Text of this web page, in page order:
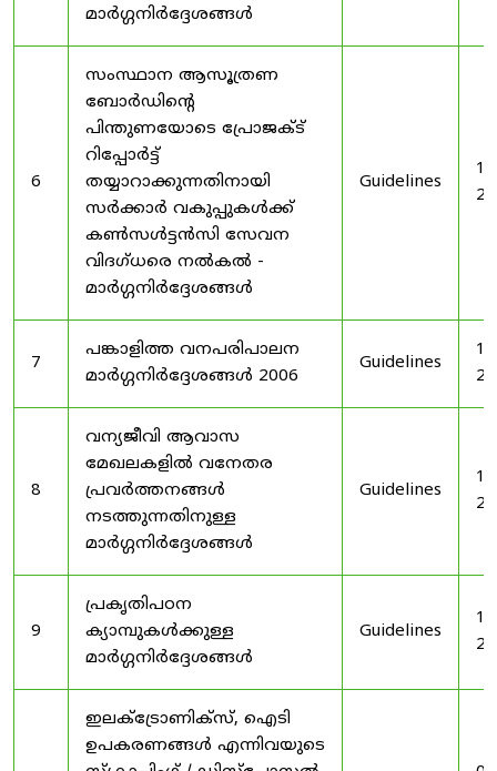
മാർഗ്ഗനിർദ്ദേശങ്ങൾ
6
സംസ്ഥാന ആസൂത്രണ
ബോർഡിൻ്റെ
പിന്തുണയോടെ പ്രോജക്ട്
റിപ്പോർട്ട്
തയ്യാറാക്കുന്നതിനായി
സർക്കാർ വകുപ്പുകൾക്ക്
കൺസൾട്ടൻസി സേവന
വിദഗ്ധരെ നൽകൽ -
മാർഗ്ഗനിർദ്ദേശങ്ങൾ
Guidelines
7
പങ്കാളിത്ത വനപരിപാലന
മാർഗ്ഗനിർദ്ദേശങ്ങൾ 2006
Guidelines
8
വന്യജീവി ആവാസ
മേഖലകളിൽ വനേതര
പ്രവർത്തനങ്ങൾ
നടത്തുന്നതിനുള്ള
മാർഗ്ഗനിർദ്ദേശങ്ങൾ
Guidelines
9
പ്രകൃതിപഠന
ക്യാമ്പുകൾക്കുള്ള
മാർഗ്ഗനിർദ്ദേശങ്ങൾ
Guidelines
ഇലക്‌ട്രോണിക്‌സ്, ഐടി
ഉപകരണങ്ങൾ എന്നിവയുടെ